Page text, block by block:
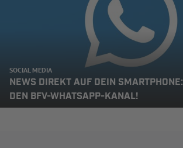
SOCIAL MEDIA
NEWS DIREKT AUF DEIN
DEN BFV-WHATSAPP-KANAL!